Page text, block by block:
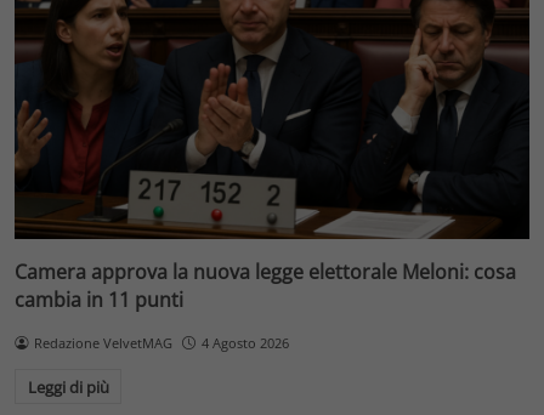
Camera approva la nuova legge elettorale Meloni: cosa
cambia in 11 punti
Redazione VelvetMAG 4 Agosto 2026
Leggi di più